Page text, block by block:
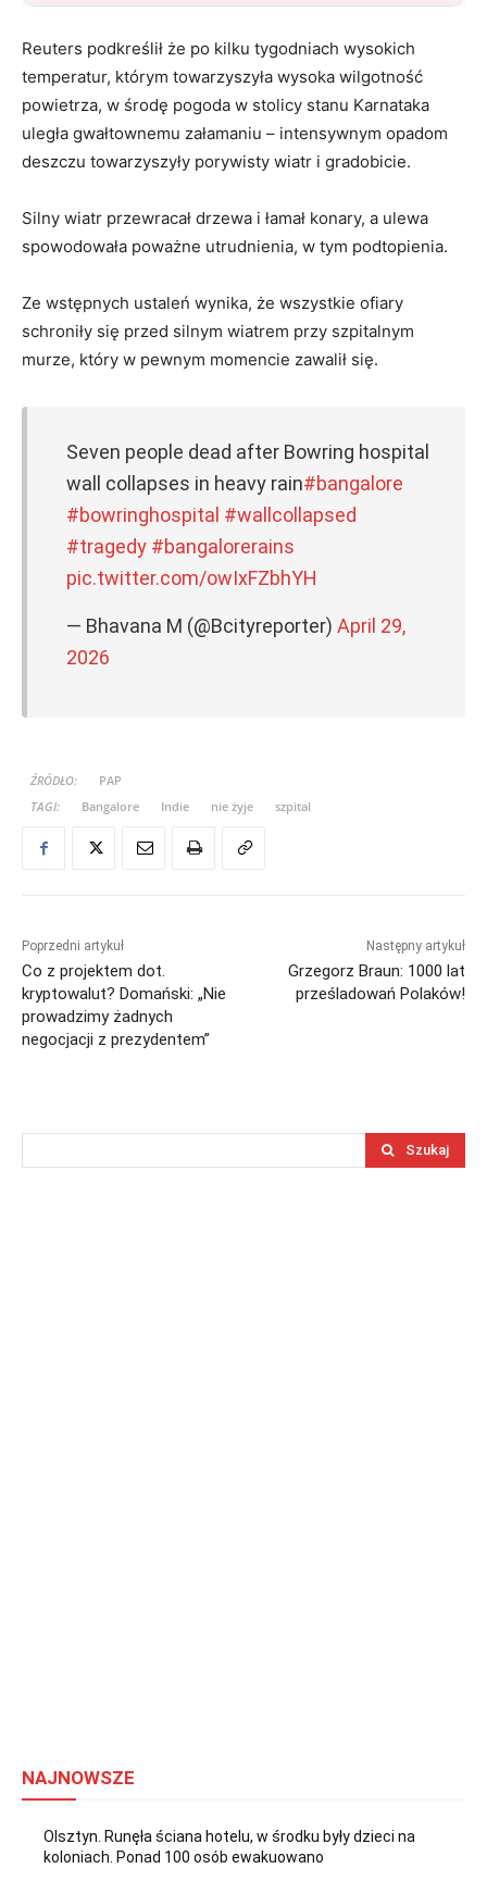
Reuters podkreślił że po kilku tygodniach wysokich
temperatur, którym towarzyszyła wysoka wilgotność
powietrza, w środę pogoda w stolicy stanu Karnataka
uległa gwałtownemu załamaniu – intensywnym opadom
deszczu towarzyszyły porywisty wiatr i gradobicie.
Silny wiatr przewracał drzewa i łamał konary, a ulewa
spowodowała poważne utrudnienia, w tym podtopienia.
Ze wstępnych ustaleń wynika, że wszystkie ofiary
schroniły się przed silnym wiatrem przy szpitalnym
murze, który w pewnym momencie zawalił się.
Seven people dead after Bowring hospital
wall collapses in heavy rain#bangalore
#bowringhospital #wallcollapsed
#tragedy #bangalorerains
pic.twitter.com/owIxFZbhYH
— Bhavana M (@Bcityreporter) April 29,
2026
ŹRÓDŁO:
PAP
TAGI:
Bangalore Indie nie żyje szpital
Poprzedni artykuł
Co z projektem dot.
kryptowalut? Domański: „Nie
prowadzimy żadnych
negocjacji z prezydentem”
Następny artykuł
Grzegorz Braun: 1000 lat
prześladowań Polaków!
Szukaj
NAJNOWSZE
Olsztyn. Runęła ściana hotelu, w środku były dzieci na
koloniach. Ponad 100 osób ewakuowano